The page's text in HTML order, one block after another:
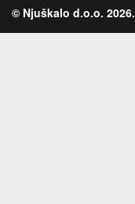
© Njuškalo d.o.o. 2026.